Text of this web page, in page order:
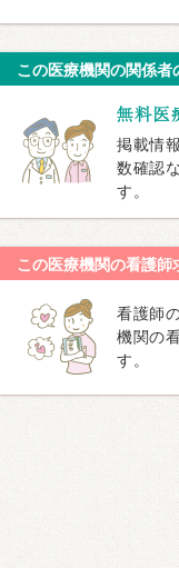
この医療機関の関係者
掲載情
数確認
す。
この医療機関の看護師
看護師
機関の
す。